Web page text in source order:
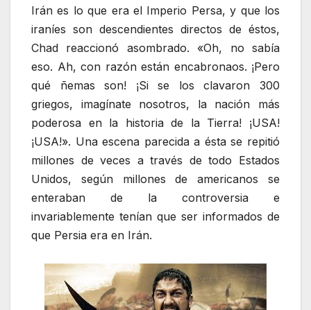
Irán es lo que era el Imperio Persa, y que los
iraníes son descendientes directos de éstos,
Chad reaccionó asombrado. «Oh, no sabía
eso. Ah, con razón están encabronaos. ¡Pero
qué ñemas son! ¡Si se los clavaron 300
griegos, imagínate nosotros, la nación más
poderosa en la historia de la Tierra! ¡USA!
¡USA!». Una escena parecida a ésta se repitió
millones de veces a través de todo Estados
Unidos, según millones de americanos se
enteraban de la controversia e
invariablemente tenían que ser informados de
que Persia era en Irán.